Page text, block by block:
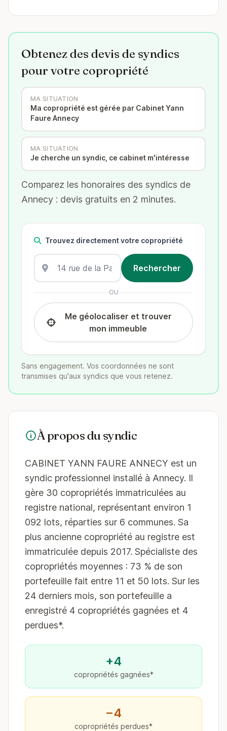
Obtenez des devis de syndics
pour votre copropriété
MA SITUATION
Ma copropriété est gérée par Cabinet Yann
Faure Annecy
MA SITUATION
Je cherche un syndic, ce cabinet m'intéresse
Comparez les honoraires des syndics de
Annecy : devis gratuits en 2 minutes.
Trouvez directement votre copropriété
OU
Me géolocaliser et trouver
mon immeuble
Sans engagement. Vos coordonnées ne sont
transmises qu'aux syndics que vous retenez.
À propos du syndic
CABINET YANN FAURE ANNECY est un
syndic professionnel installé à Annecy. Il
gère 30 copropriétés immatriculées au
registre national, représentant environ 1
092 lots, réparties sur 6 communes. Sa
plus ancienne copropriété au registre est
immatriculée depuis 2017. Spécialiste des
copropriétés moyennes : 73 % de son
portefeuille fait entre 11 et 50 lots. Sur les
24 derniers mois, son portefeuille a
enregistré 4 copropriétés gagnées et 4
perdues*.
+4
copropriétés gagnées*
−4
copropriétés perdues*